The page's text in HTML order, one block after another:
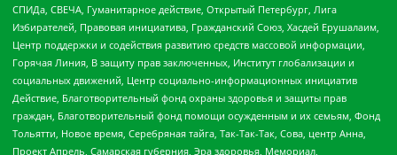
СПИДа, СВЕЧА, Гуманитарное действие, Открытый Петербург, Лига
Избирателей, Правовая инициатива, Гражданский Союз, Хасдей Ерушалаим,
Центр поддержки и содействия развитию средств массовой информации,
Горячая Линия, В защиту прав заключенных, Институт глобализации и
социальных движений, Центр социально-информационных инициатив
Действие, Благотворительный фонд охраны здоровья и защиты прав
граждан, Благотворительный фонд помощи осужденным и их семьям, Фонд
Тольятти, Новое время, Серебряная тайга, Так-Так-Так, Сова, центр Анна,
Проект Апрель, Самарская губерния, Эра здоровья, Мемориал,